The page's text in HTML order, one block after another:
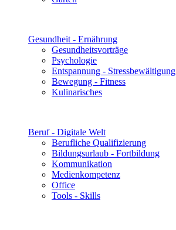
Gesundheit - Ernährung
Gesundheitsvorträge
Psychologie
Entspannung - Stressbewältigung
Bewegung - Fitness
Kulinarisches
Beruf - Digitale Welt
Berufliche Qualifizierung
Bildungsurlaub - Fortbildung
Kommunikation
Medienkompetenz
Office
Tools - Skills